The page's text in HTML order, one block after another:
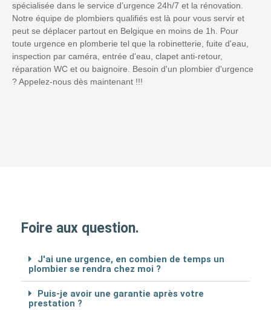
spécialisée dans le service d’urgence 24h/7 et la rénovation.
Notre équipe de plombiers qualifiés est là pour vous servir et
peut se déplacer partout en Belgique en moins de 1h. Pour
toute urgence en plomberie tel que la robinetterie, fuite d'eau,
inspection par caméra, entrée d'eau, clapet anti-retour,
réparation WC et ou baignoire. Besoin d'un plombier d'urgence
? Appelez-nous dès maintenant !!!
Foire aux question.
J'ai une urgence, en combien de temps un
plombier se rendra chez moi ?
Puis-je avoir une garantie après votre
prestation ?